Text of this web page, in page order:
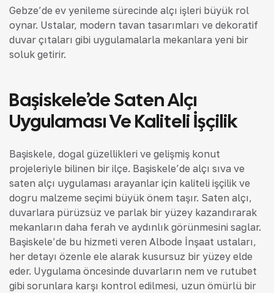
Gebze’de ev yenileme sürecinde alçı işleri büyük rol
oynar. Ustalar, modern tavan tasarımları ve dekoratif
duvar çıtaları gibi uygulamalarla mekanlara yeni bir
soluk getirir.
Başiskele’de Saten Alçı
Uygulaması Ve Kaliteli İşçilik
Başiskele, doğal güzellikleri ve gelişmiş konut
projeleriyle bilinen bir ilçe. Başiskele’de alçı sıva ve
saten alçı uygulaması arayanlar için kaliteli işçilik ve
doğru malzeme seçimi büyük önem taşır. Saten alçı,
duvarlara pürüzsüz ve parlak bir yüzey kazandırarak
mekanların daha ferah ve aydınlık görünmesini sağlar.
Başiskele’de bu hizmeti veren Albode İnşaat ustaları,
her detayı özenle ele alarak kusursuz bir yüzey elde
eder. Uygulama öncesinde duvarların nem ve rutubet
gibi sorunlara karşı kontrol edilmesi, uzun ömürlü bir